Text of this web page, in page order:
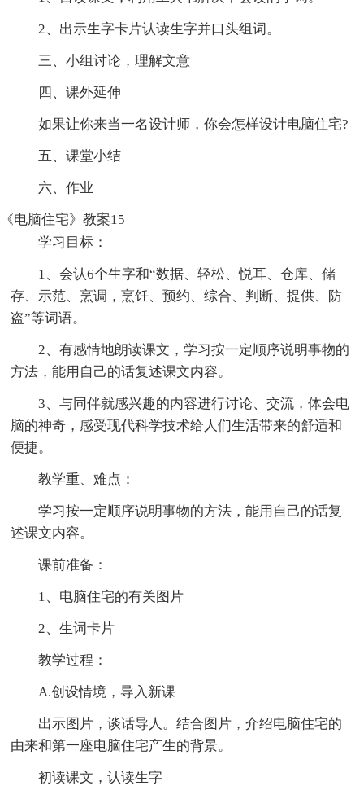
2、出示生字卡片认读生字并口头组词。
三、小组讨论，理解文意
四、课外延伸
如果让你来当一名设计师，你会怎样设计电脑住宅?
五、课堂小结
六、作业
《电脑住宅》教案15
学习目标：
1、会认6个生字和“数据、轻松、悦耳、仓库、储
存、示范、烹调，烹饪、预约、综合、判断、提供、防
盗”等词语。
2、有感情地朗读课文，学习按一定顺序说明事物的
方法，能用自己的话复述课文内容。
3、与同伴就感兴趣的内容进行讨论、交流，体会电
脑的神奇，感受现代科学技术给人们生活带来的舒适和
便捷。
教学重、难点：
学习按一定顺序说明事物的方法，能用自己的话复
述课文内容。
课前准备：
1、电脑住宅的有关图片
2、生词卡片
教学过程：
A.创设情境，导入新课
出示图片，谈话导人。结合图片，介绍电脑住宅的
由来和第一座电脑住宅产生的背景。
初读课文，认读生字